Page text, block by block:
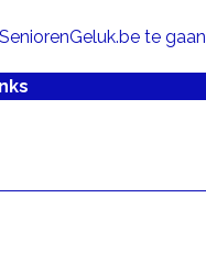
te gaan